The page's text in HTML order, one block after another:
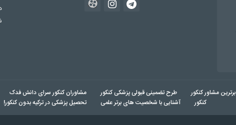
برترین مشاور کنکور طرح تضمینی قبولی پزشکی کنکور
مشاوران کنکور سرای دانش فدک
کنکور
آشنایی با شخصیت های برتر علمی تحصیل پزشکی در ترکیه بدون کنکور!